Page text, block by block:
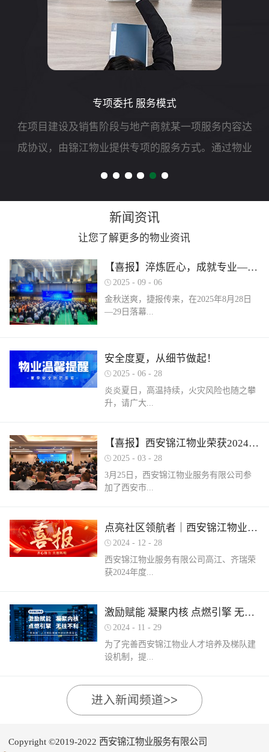
专项委托 服务模式
在项目建设及销售阶段与地产商就某一项服务内容达
成协议，由锦江物业提供专项的服务方式。通过物业
后续物业服务的...
新闻资讯
让您了解更多的物业资讯
【喜报】淬炼匠心，成就专业——西安锦江物业在“锦天物业杯”技能竞赛中斩获佳绩
2025 - 09 - 06
金秋送爽，捷报传来，在2025年8月28日
—29日落幕...
业职业技能竞赛中， 西安锦江物业服务有
限公司的选手们表现卓越，凭借扎实的理
论知识、精湛的操作技能和临危不乱的现
场发挥，在物业管理师、电工、消防设施
市住房和城乡建设局指导、市物业管理行
业协会主办，是全市物业管理行业一年一
度规格最高、水平最强、影响最广的职业
技能盛会。本次竞赛，共有来自全市60余
家物业企业的1300余名物业从业人员参
梦长安 精技赋能未来”，全面夯实行业人
才基础。参赛环节西安锦江物业作为西安
织并参与协会各项赛事，均取得傲人的成
绩。今年为了锻炼队伍，搭建更广阔的成
下的重要知识点串讲和一轮轮的复习备
考，比赛中，选手们沉着冷静，基本发挥
出了各自领域应有的实力。最终，三个工
种共计取得了二等奖1名，三等奖3名，优
的问题及知识盲区，公司人力行政部及品
质部快速反应，第一时间组织各工种开展
内部专项培训，进行系统化的梳理和总
经验和答题技巧进行转化分享，对标竞赛
安全度夏，从细节做起！
2025 - 06 - 28
炎炎夏日，高温持续，火灾风险也随之攀
升，请广大...
业主做好夏季安全防范工作。风险在于防
范，平安才是幸福！西安锦江物业提醒
夏季高温，引发火灾事故占比较高，空
调、冰箱、电风扇等大功率电器的使用频
中要通风、散热，防止温度过高引发火
灾。空调、电风扇等电器设备不宜长时间
使用，离人时应及时关闭电源。电动车应
在室外专用充电桩充电，不得在室内、走
充电，切勿长时间充电，勿飞线充电。汽
车内严禁放置打火机、罐装喷剂、香水、
移动电源等易燃易爆物品，定期检测更换
车载灭火器，定期对车辆维护保养。不要
躺在床上、沙发上吸烟，烟头要及时放到
可燃物品。 使用电蚊香时应注意用电安
全，用完及时断开电源，防止因长期通电
“干烧”引发火灾。在发热的电蚊拍附近不
露水后不要立即靠近明火、也不要在高温
【喜报】西安锦江物业荣获2024年度优秀单位、全市技能竞赛优秀个人及优秀组织单位多项荣誉
2025 - 03 - 28
3月25日，西安锦江物业服务有限公司参
加了西安市...
物业管理行业协会组织召开的第三届会员
（代表）大会第四次全体会议暨物业高质
员单位及“安居物业杯”西安市物业管理行
业职业技能竞赛优秀个人及优秀组织单位
获“全市技能竞赛优秀组织奖”西安锦江物
业曹林、张小刚、郭小龙荣获技能竞赛“一
等奖”西安锦江物业张国刚、谷展荣获技能
竞赛“二等奖”西安锦江物业惠张瑜、张盼
兵、潘保民、毛亚、李强、贺鑫磊、李国
刚、岳程妮等人分别荣获技能竞赛“优秀
奖”。在这个追求卓越服务的时代，西安锦
升整个团队的专业水平和服务质量，西安
点亮社区领航者｜西安锦江物业高江、齐瑞获得“优秀项目经理”荣誉称号
2024 - 12 - 28
西安锦江物业服务有限公司高江、齐瑞荣
获2024年度...
陕西省物业管理协会“优秀项目经理”称
号。岁末回首，总结成绩，表彰优秀，
会召开盛会，表彰这一年在物业管理行业
的广阔舞台上绽放出熠熠光辉的精英
1A期 项目经理 齐瑞高江、齐瑞是西安锦
江物业诸多优秀项目经理的缩影，他们代
表着西安锦江物业团结奋进、诚信奉献、
奖是荣誉也是动力，西安锦江物业将以他
们作为榜样领航，激励全体员工砥砺奋
激励赋能 凝聚内核 点燃引擎 无往不利
2024 - 11 - 29
为了完善西安锦江物业人才培养及梯队建
设机制，提...
高物业服务水平和服务质量，有目的、有
计划的进行人才储备及培育，大力培养核
江物业组织开展以“激励赋能 凝聚内核 点
进入新闻频道>>
Copyright ©2019-2022 西安锦江物业服务有限公司